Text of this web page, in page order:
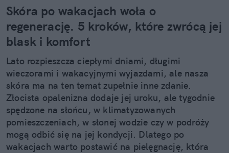
Skóra po wakacjach woła o
regenerację. 5 kroków, które zwrócą jej
blask i komfort
Lato rozpieszcza ciepłymi dniami, długimi
wieczorami i wakacyjnymi wyjazdami, ale nasza
skóra ma na ten temat zupełnie inne zdanie.
Złocista opalenizna dodaje jej uroku, ale tygodnie
spędzone na słońcu, w klimatyzowanych
pomieszczeniach, w słonej wodzie czy w podróży
mogą odbić się na jej kondycji. Dlatego po
wakacjach warto postawić na pielęgnację, która